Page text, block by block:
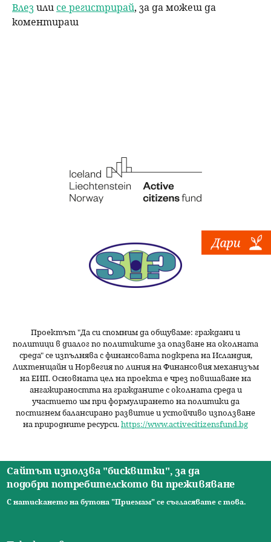
Влезили се регистрирай, за да можеш да
коментираш
Проектът "Да си спомним даобщуваме: граждани и
политици в диалог по политиките за опазване на околната
среда" се изпълнява с финансовата подкрепа на Исландия,
Лихтенщайн и Норвегия по линия на Финансовия механизъм
на ЕИП. Основната цел на проекта е чрез повишаване на
ангажираността на гражданите с околната среда и
участието им при формулирането на политики да
постигнем балансирано развитие и устойчиво използване
на природните ресурси.https://www.activecitizensfund.bg
О
Начало Новини Видео Ресурси За нас
Екип
Контакти
Сайтът използва "бисквитки", за да
подобри потребителското ви преживяване
С натискането на бутона "Приемам" се съгласявате с това.